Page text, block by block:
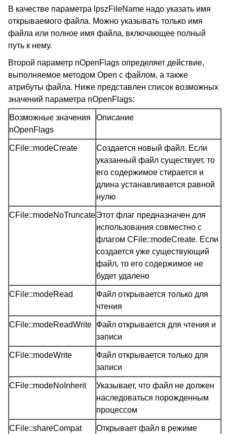
В качестве параметра lpszFileName надо указать имя
открываемого файла. Можно указывать только имя
файла или полное имя файла, включающее полный
путь к нему.
Второй параметр nOpenFlags определяет действие,
выполняемое методом Open с файлом, а также
атрибуты файла. Ниже представлен список возможных
значений параметра nOpenFlags:
Возможные значения
nOpenFlags
Описание
CFile::modeCreate
Создается новый файл. Если
указанный файл существует, то
его содержимое стирается и
длина устанавливается равной
нулю
CFile::modeNoTruncateЭтот флаг предназначен для
использования совместно с
флагом CFile::modeCreate. Если
создается уже существующий
файл, то его содержимое не
будет удалено
CFile::modeRead
Файл открывается только для
чтения
CFile::modeReadWrite Файл открывается для чтения и
записи
CFile::modeWrite
Файл открывается только для
записи
CFile::modeNoInherit
Указывает, что файл не должен
наследоваться порожденным
процессом
CFile::shareCompat
Открывает файл в режиме